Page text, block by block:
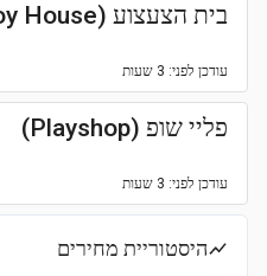
בית הצעצוע (Toy House)
עודכן לפני: 3 שעות
פליי שופ (Playshop)
עודכן לפני: 3 שעות
היסטוריית מחירים